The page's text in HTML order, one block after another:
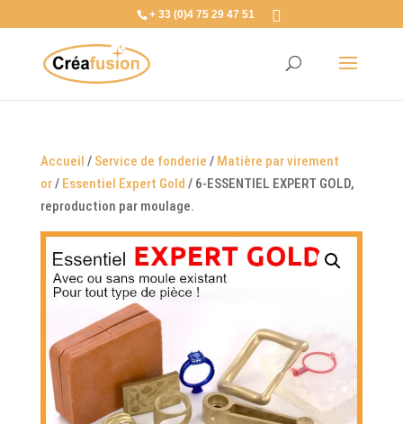
+ 33 (0)4 75 29 47 51
Accueil / Service de fonderie / Matière par virement
or/ Essentiel Expert Gold / 6-ESSENTIEL EXPERT GOLD,
reproduction par moulage.